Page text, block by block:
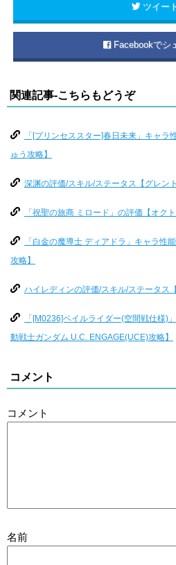
ツイー
Facebookでシ
関連記事-こちらもどうぞ
「[プリンセススター]春日未来」キャラ
ゅう攻略】
深渊の評価/スキル/ステータス【グレン
「祝聖の旅商 ミロード」の評価【オク
「白金の魔導士 ディアドラ」キャラ性
攻略】
ハイレディンの評価/スキル/ステータス
「[M0236]ペイルライダー(空間戦仕様)
動戦士ガンダム U.C. ENGAGE(UCE)攻略】
コメント
コメント
名前